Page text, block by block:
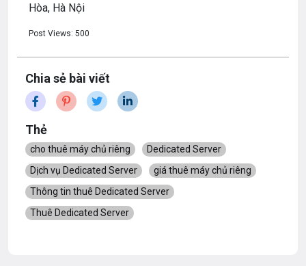
Hòa, Hà Nội
Post Views: 500
Chia sẻ bài viết
Thẻ
cho thuê máy chủ riêng
Dedicated Server
Dịch vụ Dedicated Server
giá thuê máy chủ riêng
Thông tin thuê Dedicated Server
Thuê Dedicated Server